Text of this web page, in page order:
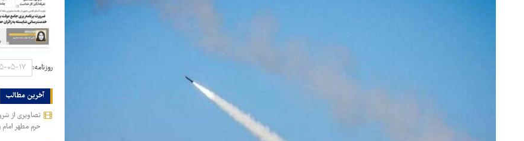
روزنامه:
آخرین مطالب
تصاویری از
حرم مطهر